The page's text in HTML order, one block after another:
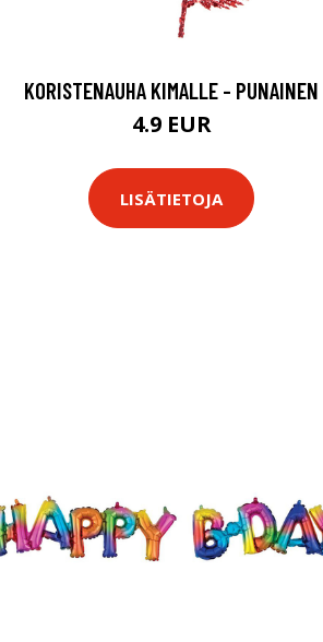
KORISTENAUHA KIMALLE - PUNAINEN
4.9 EUR
LISÄTIETOJA